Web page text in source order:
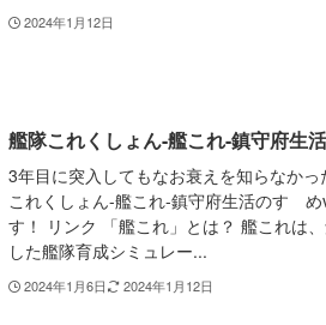
2024年1月12日
艦隊これくしょん-艦これ-鎮守府生
3年目に突入してもなお衰えを知らなか
これくしょん-艦これ-鎮守府生活のすゝ
す！ リンク 「艦これ」とは？ 艦これは
した艦隊育成シミュレー...
2024年1月6日 2024年1月12日